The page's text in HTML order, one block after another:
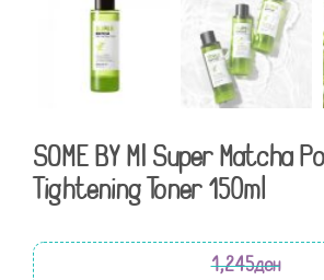
SOME BY MI Super Matcha
Tightening Toner 150ml
1,245ден